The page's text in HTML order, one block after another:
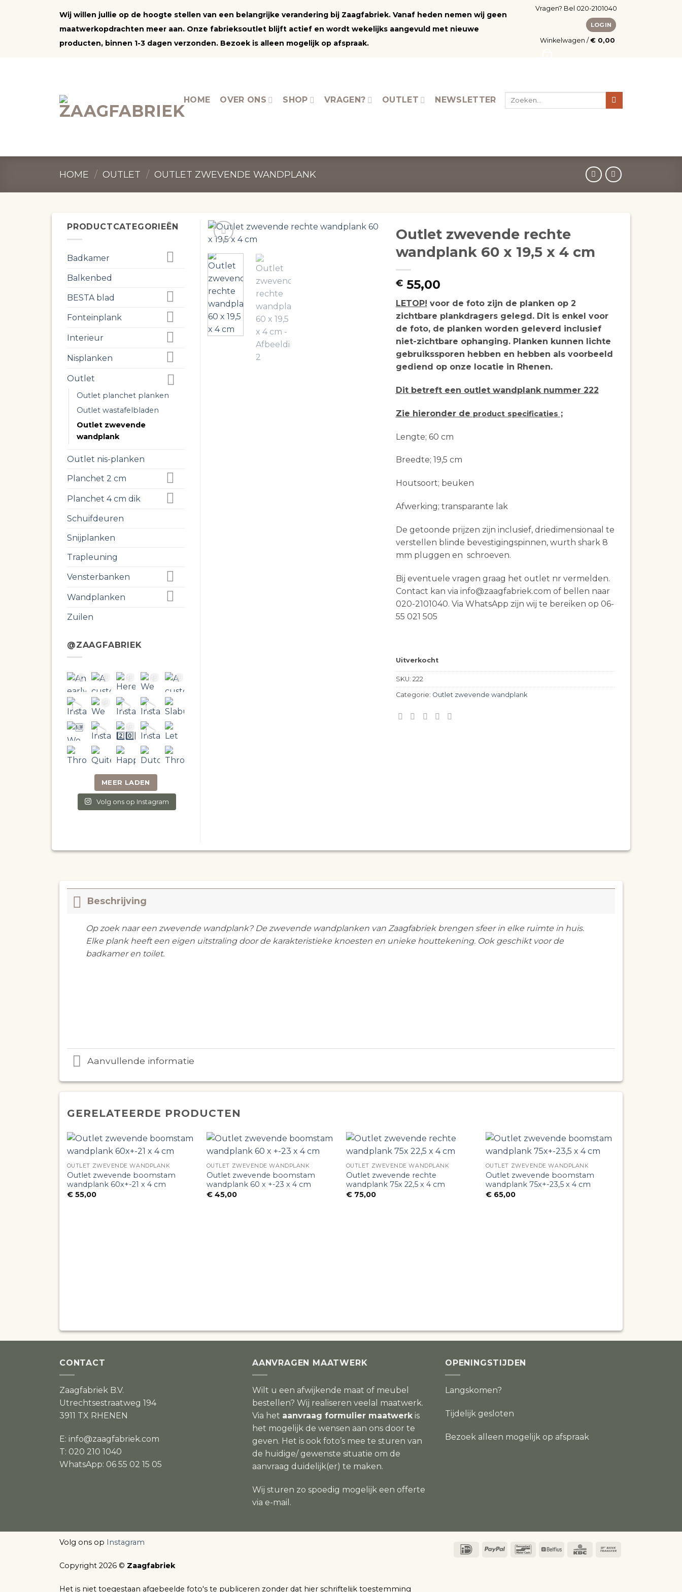
Wij willen jullie op de hoogte stellen van een belangrijke verandering bij Zaagfabriek. Vanaf heden nemen wij geen
maatwerkopdrachten meer aan. Onze fabrieksoutlet blijft actief en wordt wekelijks aangevuld met nieuwe
producten, binnen 1-3 dagen verzonden. Bezoek is alleen mogelijk op afspraak.
Vragen? Bel 020-2101040
LOGIN
Winkelwagen /€ 0,00
HOME OVER ONS SHOP VRAGEN? OUTLET NEWSLETTER
Zoeken
HOME / OUTLET / OUTLET ZWEVENDE WANDPLANK
Outlet zwevende rechte
wandplank 60 x 19,5 x 4 cm
€55,00
LETOP! voor de foto zijn de planken op 2
zichtbare plankdragers gelegd. Dit is enkel voor
de foto, de planken worden geleverd inclusief
niet-zichtbare ophanging. Planken kunnen lichte
gebruikssporen hebben en hebben als voorbeeld
gediend op onze locatie in Rhenen.
Dit betreft een outlet wandplank nummer 222
Zie hieronder de product specificaties ;
Lengte; 60 cm
Breedte; 19,5 cm
Houtsoort; beuken
Afwerking; transparante lak
De getoonde prijzen zijn inclusief, driedimensionaal te
verstellen blinde bevestigingspinnen, wurth shark 8
mm pluggen en schroeven.
Bij eventuele vragen graag het outlet nr vermelden.
Contact kan via info@zaagfabriek.com of bellen naar
020-2101040. Via WhatsApp zijn wij te bereiken op 06-
55 021 505
Uitverkocht
SKU: 222
Categorie: Outlet zwevende wandplank
PRODUCTCATEGORIEËN
Badkamer
Balkenbed
BESTA blad
Fonteinplank
Interieur
Nisplanken
Outlet
Outlet planchet planken
Outlet wastafelbladen
Outlet zwevende
wandplank
Outlet nis-planken
Planchet 2 cm
Planchet 4 cm dik
Schuifdeuren
Snijplanken
Trapleuning
Vensterbanken
Wandplanken
Zuilen
@ZAAGFABRIEK
MEER LADEN
Volg ons op Instagram
Beschrijving
Op zoek naar een zwevende wandplank? De zwevende wandplanken van Zaagfabriek brengen sfeer in elke ruimte in huis.
Elke plank heeft een eigen uitstraling door de karakteristieke knoesten en unieke houttekening. Ook geschikt voor de
badkamer en toilet.
Aanvullende informatie
GERELATEERDE PRODUCTEN
OUTLET ZWEVENDE WANDPLANK
Outlet zwevende boomstam
wandplank 60x+-21 x 4 cm
€55,00
OUTLET ZWEVENDE WANDPLANK
Outlet zwevende boomstam
wandplank 60 x +-23 x 4 cm
€45,00
OUTLET ZWEVENDE WANDPLANK
Outlet zwevende rechte
wandplank 75x 22,5 x 4 cm
€75,00
OUTLET ZWEVENDE WANDPLANK
Outlet zwevende boomstam
wandplank 75x+-23,5 x 4 cm
€65,00
CONTACT
Zaagfabriek B.V.
Utrechtsestraatweg 194
3911 TX RHENEN
E: info@zaagfabriek.com
T: 020 210 1040
WhatsApp: 06 55 02 15 05
AANVRAGEN MAATWERK
Wilt u een afwijkende maat of meubel
bestellen? Wij realiseren veelal maatwerk.
Via het aanvraag formulier maatwerk is
het mogelijk de wensen aan ons door te
geven. Het is ook foto’s mee te sturen van
de huidige/ gewenste situatie om de
aanvraag duidelijk(er) te maken.
Wij sturen zo spoedig mogelijk een offerte
via e-mail.
OPENINGSTIJDEN
Langskomen?
Tijdelijk gesloten
Bezoek alleen mogelijk op afspraak
IDeal PayPal Bancontact
Belfius KBC
Volg ons op Instagram
Copyright 2026 © Zaagfabriek
Het is niet toegestaan afgebeelde foto's te publiceren zonder dat hier schriftelijk toestemming